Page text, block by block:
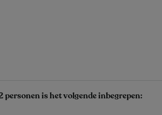
is het volgende inbegrepen: